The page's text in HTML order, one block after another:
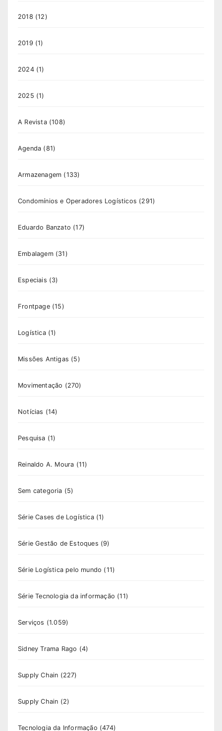
2018 (12)
2019 (1)
2024(1)
2025 (1)
A Revista(108)
Agenda (81)
Armazenagem (133)
Condomínios e Operadores Logísticos (291)
Eduardo Banzato (17)
Embalagem(31)
Especiais (3)
Frontpage(15)
Logística(1)
Missões Antigas (5)
Movimentação (270)
Notícias (14)
Pesquisa (1)
Reinaldo A. Moura (11)
Sem categoria (5)
Série Cases de Logística(1)
Série Gestão de Estoques (9)
Série Logística pelo mundo (11)
Série Tecnologia da informação (11)
Serviços (1.059)
Sidney Trama Rago (4)
Supply Chain (227)
Supply Chain (2)
Tecnologia da Informação (474)